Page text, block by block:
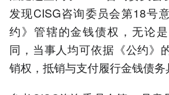
发现CISG咨询委员会第18号
约》管辖的金钱债权，无论
同，当事人均可依据《公约》
销权，抵销与支付履行金钱债务